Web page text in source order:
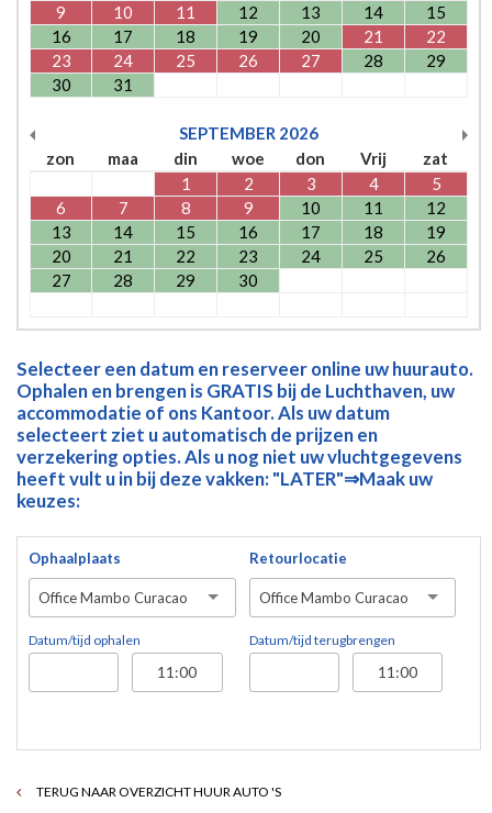
9
10 11 12 13 14
15
16
17 18 19 20 21
22
23
24 25 26 27 28
29
30
31
SEPTEMBER 2026
zon
maa din woe don Vrij
zat
1
2 3 4
5
6
7 8 9 10 11
12
13
14 15 16 17 18
19
20
21 22 23 24 25
26
27
28 29 30
Selecteer een datum en reserveer online uw huurauto.
Ophalen en brengen is GRATIS bij de Luchthaven, uw
accommodatie of ons Kantoor. Als uw datum
selecteert ziet u automatisch de prijzen en
verzekering opties. Als u nog niet uw vluchtgegevens
heeft vult u in bij deze vakken: "LATER"⇒Maak uw
keuzes:
Ophaalplaats
Office Mambo Curacao
Datum/tijd ophalen
Retourlocatie
Office Mambo Curacao
Datum/tijd terugbrengen
TERUG NAAR OVERZICHT HUUR AUTO 'S